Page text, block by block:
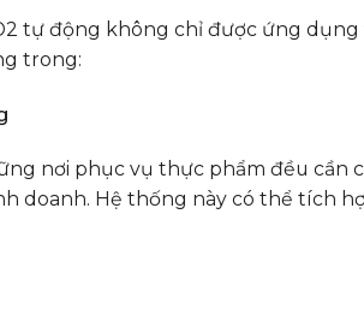
tự động không chỉ được ứng
trong:
nơi phục vụ thực phẩm đều cần
doanh. Hệ thống này có thể tích